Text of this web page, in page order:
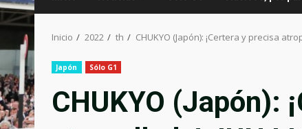
Inicio 2022 th CHUKYO (Japón): ¡Certera y precisa
Japón Sólo G1
CHUKYO (Japón):